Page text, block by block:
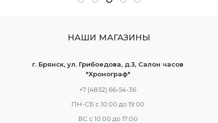
НАШИ МАГАЗИНЫ
г. Брянск, ул. Грибоедова, д.3, Салон часов
"Хронограф"
+7 (4832) 66-54-36
ПН-СБ с 10:00 до 19:00
ВС с 10:00 до 17:00